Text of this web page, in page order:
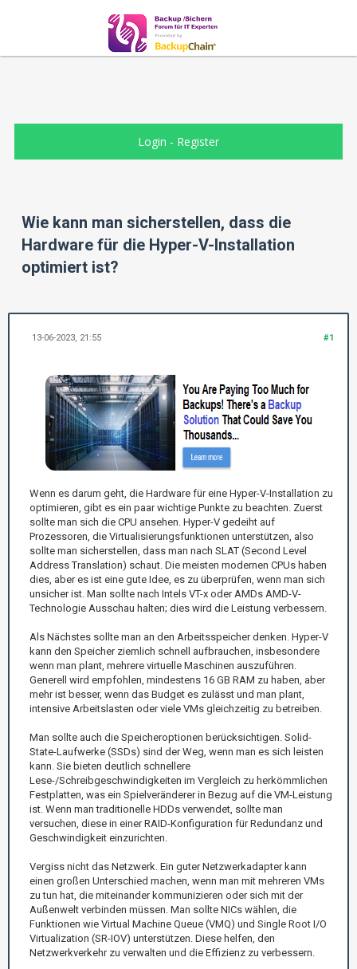
Login - Register
Wie kann man sicherstellen, dass die
Hardware für die Hyper-V-Installation
optimiert ist?
#1
13-06-2023, 21:55
Wenn es darum geht, die Hardware für eine Hyper-V-Installation zu
optimieren, gibt es ein paar wichtige Punkte zu beachten. Zuerst
sollte man sich die CPU ansehen. Hyper-V gedeiht auf
Prozessoren, die Virtualisierungsfunktionen unterstützen, also
sollte man sicherstellen, dass man nach SLAT (Second Level
Address Translation) schaut. Die meisten modernen CPUs haben
dies, aber es ist eine gute Idee, es zu überprüfen, wenn man sich
unsicher ist. Man sollte nach Intels VT-x oder AMDs AMD-V-
Technologie Ausschau halten; dies wird die Leistung verbessern.
Als Nächstes sollte man an den Arbeitsspeicher denken. Hyper-V
kann den Speicher ziemlich schnell aufbrauchen, insbesondere
wenn man plant, mehrere virtuelle Maschinen auszuführen.
Generell wird empfohlen, mindestens 16 GB RAM zu haben, aber
mehr ist besser, wenn das Budget es zulässt und man plant,
intensive Arbeitslasten oder viele VMs gleichzeitig zu betreiben.
Man sollte auch die Speicheroptionen berücksichtigen. Solid-
State-Laufwerke (SSDs) sind der Weg, wenn man es sich leisten
kann. Sie bieten deutlich schnellere
Lese-/Schreibgeschwindigkeiten im Vergleich zu herkömmlichen
Festplatten, was ein Spielveränderer in Bezug auf die VM-Leistung
ist. Wenn man traditionelle HDDs verwendet, sollte man
versuchen, diese in einer RAID-Konfiguration für Redundanz und
Geschwindigkeit einzurichten.
Vergiss nicht das Netzwerk. Ein guter Netzwerkadapter kann
einen großen Unterschied machen, wenn man mit mehreren VMs
zu tun hat, die miteinander kommunizieren oder sich mit der
Außenwelt verbinden müssen. Man sollte NICs wählen, die
Funktionen wie Virtual Machine Queue (VMQ) und Single Root I/O
Virtualization (SR-IOV) unterstützen. Diese helfen, den
Netzwerkverkehr zu verwalten und die Effizienz zu verbessern.